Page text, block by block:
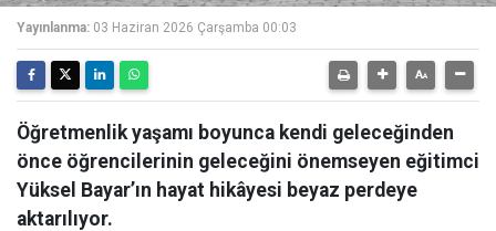
Yayınlanma: 03 Haziran 2026 Çarşamba 00:03
Öğretmenlik yaşamı boyunca kendi geleceğinden
önce öğrencilerinin geleceğini önemseyen eğitimci
Yüksel Bayar’ın hayat hikâyesi beyaz perdeye
aktarılıyor.